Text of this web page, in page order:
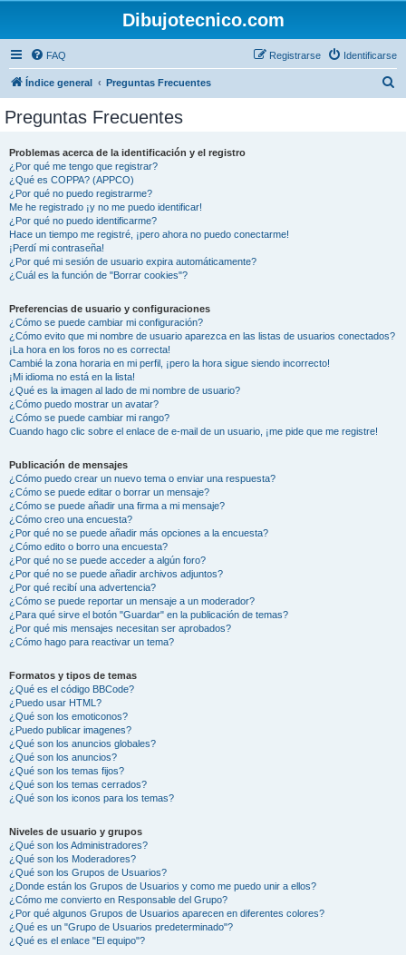
Dibujotecnico.com
FAQ Identificarse
Registrarse
Índice general Preguntas Frecuentes
Preguntas Frecuentes
Problemas acerca de la identificación y el registro
¿Por qué me tengo que registrar?
¿Qué es COPPA? (APPCO)
¿Por qué no puedo registrarme?
Me he registrado ¡y no me puedo identificar!
¿Por qué no puedo identificarme?
Hace un tiempo me registré, ¡pero ahora no puedo conectarme!
¡Perdí mi contraseña!
¿Por qué mi sesión de usuario expira automáticamente?
¿Cuál es la función de "Borrar cookies"?
Preferencias de usuario y configuraciones
¿Cómo se puede cambiar mi configuración?
¿Cómo evito que mi nombre de usuario aparezca en las listas de usuarios conectados?
¡La hora en los foros no es correcta!
Cambié la zona horaria en mi perfil, ¡pero la hora sigue siendo incorrecto!
¡Mi idioma no está en la lista!
¿Qué es la imagen al lado de mi nombre de usuario?
¿Cómo puedo mostrar un avatar?
¿Cómo se puede cambiar mi rango?
Cuando hago clic sobre el enlace de e-mail de un usuario, ¡me pide que me registre!
Publicación de mensajes
¿Cómo puedo crear un nuevo tema o enviar una respuesta?
¿Cómo se puede editar o borrar un mensaje?
¿Cómo se puede añadir una firma a mi mensaje?
¿Cómo creo una encuesta?
¿Por qué no se puede añadir más opciones a la encuesta?
¿Cómo edito o borro una encuesta?
¿Por qué no se puede acceder a algún foro?
¿Por qué no se puede añadir archivos adjuntos?
¿Por qué recibí una advertencia?
¿Cómo se puede reportar un mensaje a un moderador?
¿Para qué sirve el botón "Guardar" en la publicación de temas?
¿Por qué mis mensajes necesitan ser aprobados?
¿Cómo hago para reactivar un tema?
Formatos y tipos de temas
¿Qué es el código BBCode?
¿Puedo usar HTML?
¿Qué son los emoticonos?
¿Puedo publicar imagenes?
¿Qué son los anuncios globales?
¿Qué son los anuncios?
¿Qué son los temas fijos?
¿Qué son los temas cerrados?
¿Qué son los iconos para los temas?
Niveles de usuario y grupos
¿Qué son los Administradores?
¿Qué son los Moderadores?
¿Qué son los Grupos de Usuarios?
¿Donde están los Grupos de Usuarios y como me puedo unir a ellos?
¿Cómo me convierto en Responsable del Grupo?
¿Por qué algunos Grupos de Usuarios aparecen en diferentes colores?
¿Qué es un "Grupo de Usuarios predeterminado"?
¿Qué es el enlace "El equipo"?